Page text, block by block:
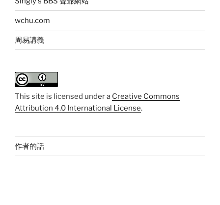
wchu.com
周易講義
This site is licensed under a Creative Commons
Attribution 4.0 International License.
作者的話